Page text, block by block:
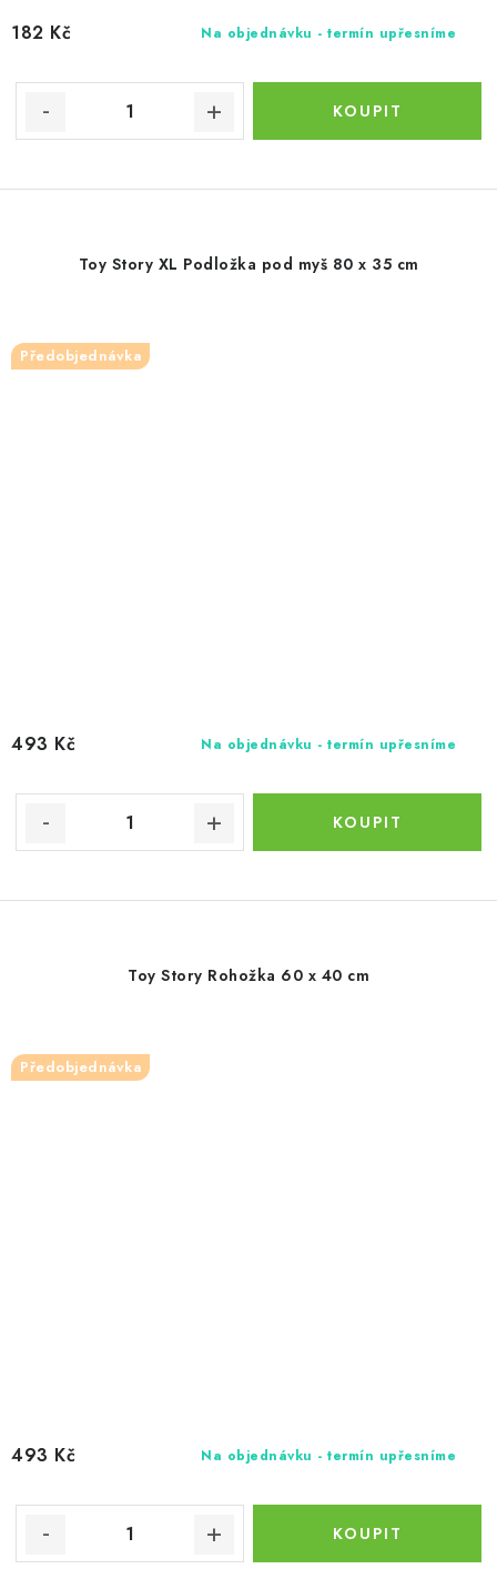
Na objednávku - termín upřesníme
182 Kč
Toy Story XL Podložka pod myš 80 x 35 cm
Předobjednávka
Na objednávku - termín upřesníme
493 Kč
Toy Story Rohožka 60 x 40 cm
Předobjednávka
Na objednávku - termín upřesníme
493 Kč